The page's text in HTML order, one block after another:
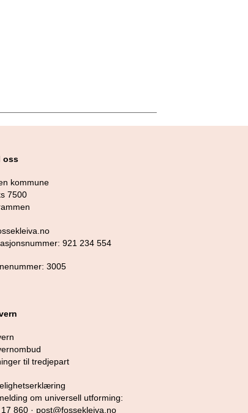
oss
kommune
7500
921 234 554
3005
til tredjepart
om universell utforming:
860 · post@fossekleiva.no